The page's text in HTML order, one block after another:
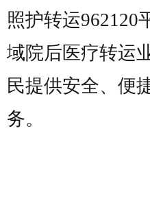
照护转运962120
域院后医疗转运
民提供安全、便
务。